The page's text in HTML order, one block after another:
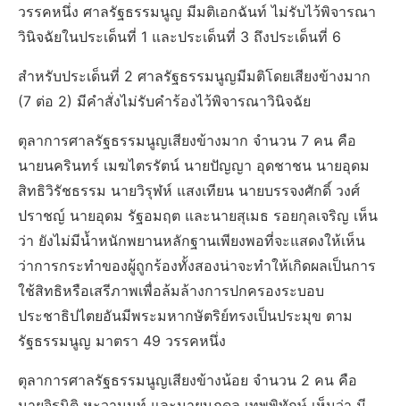
วรรคหนึ่ง ศาลรัฐธรรมนูญ มีมติเอกฉันท์ ไม่รับไว้พิจารณา
วินิจฉัยในประเด็นที่ 1 และประเด็นที่ 3 ถึงประเด็นที่ 6
สำหรับประเด็นที่ 2 ศาลรัฐธรรมนูญมีมติโดยเสียงข้างมาก
(7 ต่อ 2) มีคำสั่งไม่รับคำร้องไว้พิจารณาวินิจฉัย
ตุลาการศาลรัฐธรรมนูญเสียงข้างมาก จำนวน 7 คน คือ
นายนครินทร์ เมฆไตรรัตน์ นายปัญญา อุดชาชน นายอุดม
สิทธิวิรัชธรรม นายวิรุฬห์ แสงเทียน นายบรรจงศักดิ์ วงศ์
ปราชญ์ นายอุดม รัฐอมฤต และนายสุเมธ รอยกุลเจริญ เห็น
ว่า ยังไม่มีน้ำหนักพยานหลักฐานเพียงพอที่จะแสดงให้เห็น
ว่าการกระทำของผู้ถูกร้องทั้งสองน่าจะทำให้เกิดผลเป็นการ
ใช้สิทธิหรือเสรีภาพเพื่อล้มล้างการปกครองระบอบ
ประชาธิปไตยอันมีพระมหากษัตริย์ทรงเป็นประมุข ตาม
รัฐธรรมนูญ มาตรา 49 วรรคหนึ่ง
ตุลาการศาลรัฐธรรมนูญเสียงข้างน้อย จำนวน 2 คน คือ